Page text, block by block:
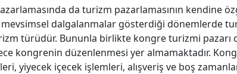
da turizm pazarlamasının kendine
dalgalanmalar gösterdiği dönemlerde
türüdür. Bununla birlikte kongre turizmi
kongrenin düzenlenmesi yer almamaktadır.
yiyecek içecek işlemleri, alışveriş ve boş